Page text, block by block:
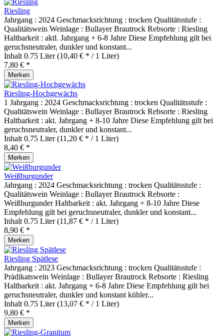
Riesling
Jahrgang : 2024 Geschmacksrichtung : trocken Qualitätsstufe :
Qualitätswein Weinlage : Bullayer Brautrock Rebsorte : Riesling
Haltbarkeit : aktl. Jahrgang + 6-8 Jahre Diese Empfehlung gilt bei
geruchsneutraler, dunkler und konstant...
Inhalt 0.75 Liter(10,40 € * / 1 Liter)
7,80 € *
Merken
Riesling-Hochgewächs
1 Jahrgang : 2024 Geschmacksrichtung : trocken Qualitätsstufe :
Qualitätswein Weinlage : Bullayer Brautrock Rebsorte : Riesling
Haltbarkeit : akt. Jahrgang + 8-10 Jahre Diese Empfehlung gilt bei
geruchsneutraler, dunkler und konstant...
Inhalt 0.75 Liter(11,20 € * / 1 Liter)
8,40 € *
Merken
Weißburgunder
Jahrgang : 2024 Geschmacksrichtung : trocken Qualitätsstufe :
Qualitätswein Weinlage : Bullayer Brautrock Rebsorte :
Weißburgunder Haltbarkeit : akt. Jahrgang + 8-10 Jahre Diese
Empfehlung gilt bei geruchsneutraler, dunkler und konstant...
Inhalt 0.75 Liter(11,87 € * / 1 Liter)
8,90 € *
Merken
Riesling Spätlese
Jahrgang : 2023 Geschmacksrichtung : trocken Qualitätsstufe :
Prädikatswein Weinlage : Bullayer Brautrock Rebsorte : Riesling
Haltbarkeit : akt. Jahrgang + 6-8 Jahre Diese Empfehlung gilt bei
geruchsneutraler, dunkler und konstant kühler...
Inhalt 0.75 Liter(13,07 € * / 1 Liter)
9,80 € *
Merken